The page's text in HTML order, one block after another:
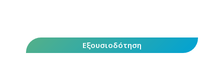
Εξουσιοδότηση